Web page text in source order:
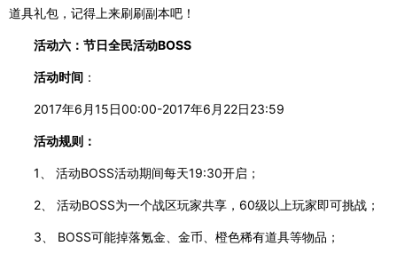
道具礼包，记得上来刷刷副本吧！
活动六：节日全民活动BOSS
活动时间 ：
2017年6月15日00:00-2017年6月22日23:59
活动规则：
1、 活动BOSS活动期间每天19:30开启 ；
2、 活动BOSS为一个战区玩家共享，60级以上玩家即可挑战 ；
3、 BOSS可能掉落氪金、金币、橙色稀有道具等物品 ；